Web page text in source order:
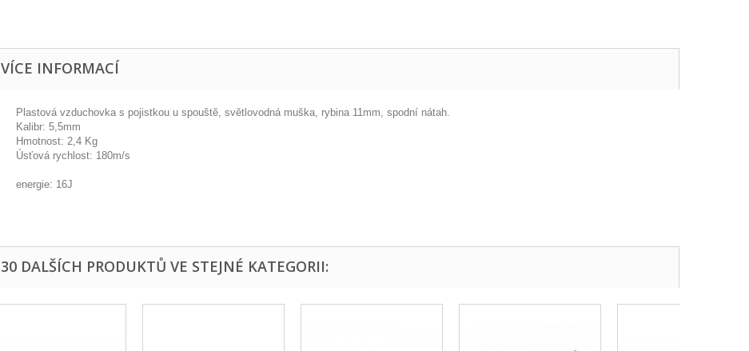
VÍCE INFORMACÍ
Plastová vzduchovka s pojistkou u spouště, světlovodná muška, rybina 11mm, spodní nátah.
Kalibr: 5,5mm
Hmotnost: 2,4 Kg
Úsťová rychlost: 180m/s
energie: 16J
30 DALŠÍCH PRODUKTŮ VE STEJNÉ KATEGORII: